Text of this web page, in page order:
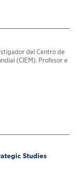
del Centro de
(CIEM). Profesor e
Studies